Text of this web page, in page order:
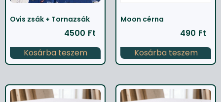
Ovis zsák + Tornazsák
4500 Ft
Kosárba teszem
Moon cérna
490 Ft
Kosárba teszem